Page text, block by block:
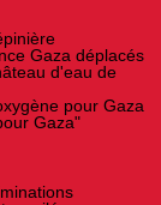
Gaza déplacés
d'eau de
pour Gaza
Gaza"